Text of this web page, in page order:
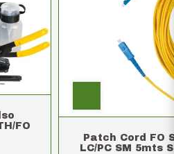
FO
Patch Cord FO
LC/PC SM 5mts